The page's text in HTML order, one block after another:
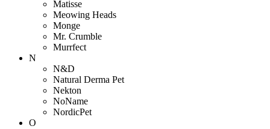
Matisse
Meowing Heads
Monge
Mr. Crumble
Murrfect
N
N&D
Natural Derma Pet
Nekton
NoName
NordicPet
O